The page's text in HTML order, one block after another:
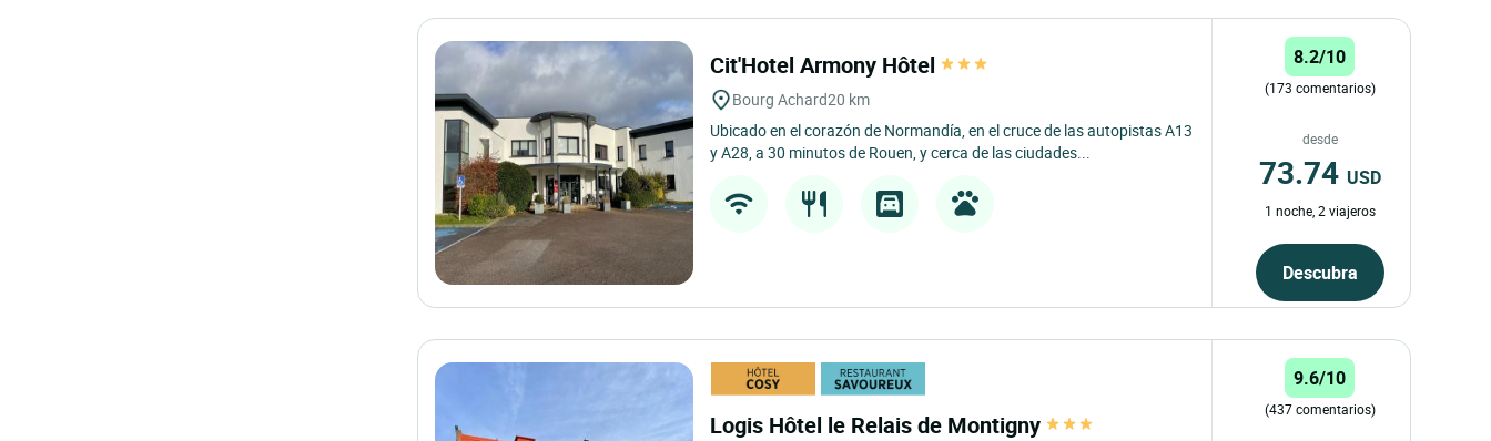
Cit'Hotel Armony Hôtel
Bourg Achard20 km
Ubicado en el corazón de Normandía, en el cruce de las autopistas A13
y A28, a 30 minutos de Rouen, y cerca de las ciudades...
8.2/10
(173 comentarios)
desde
73.74 USD
1 noche, 2 viajeros
Descubra
Logis Hôtel le Relais de Montigny
9.6/10
(437 comentarios)